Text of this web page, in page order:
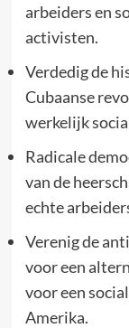
arbeiders en
activisten.
Verdedig de
Cubaanse
werkelijk
Radicale
van de
echte
Verenig de
voor een
voor een
Amerika.